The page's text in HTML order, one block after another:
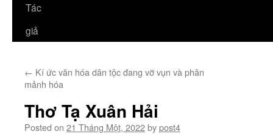
Tác
giả
← Kí ức văn hóa dân tộc đang vỡ vụn và phân
mảnh hóa
Thơ Tạ Xuân Hải
Posted on 21 Tháng Một, 2022bypost4